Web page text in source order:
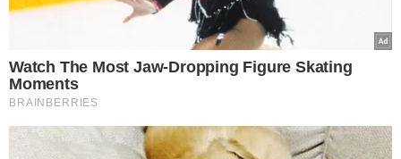
Djidja era ex-sinhazinha do boi garantido e foi encontrada morta em casa /
Foto - Reprodução